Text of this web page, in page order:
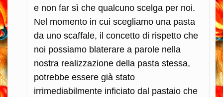
e non far sì che qualcuno scelga per noi.
Nel momento in cui scegliamo una pasta
da uno scaffale, il concetto di rispetto che
noi possiamo blaterare a parole nella
nostra realizzazione della pasta stessa,
potrebbe essere già stato
irrimediabilmente inficiato dal pastaio che